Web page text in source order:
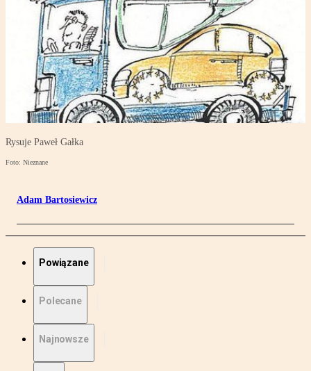
Rysuje Paweł Gałka
Foto: Nieznane
Adam Bartosiewicz
Powiązane
Polecane
Najnowsze